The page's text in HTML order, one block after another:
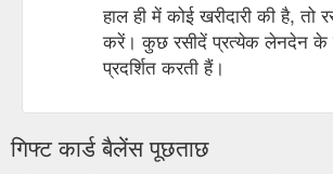
हाल ही में कोई खरीदारी की है, तो
करें। कुछ रसीदें प्रत्येक लेनदेन के
प्रदर्शित करती हैं।
गिफ्ट कार्ड बैलेंस पूछताछ